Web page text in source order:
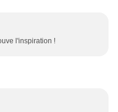
l'inspiration !